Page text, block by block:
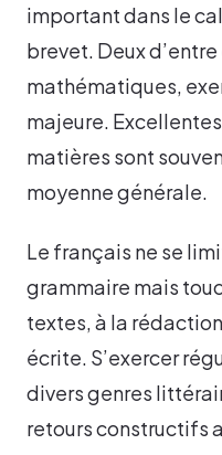
important dans le
brevet. Deux
mathématiques,
majeure.
matières sont
moyenne générale.
Le français ne se
grammaire mais
textes, à la
écrite. S’exercer
divers genres
retours constructifs